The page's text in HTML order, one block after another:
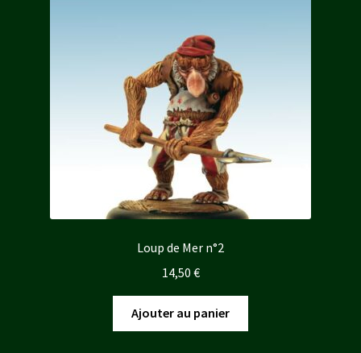
Loup de Mer n°2
14,50 €
Ajouter au panier